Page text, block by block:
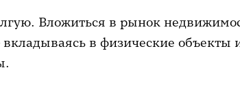
Вложиться в рынок
в физические объекты